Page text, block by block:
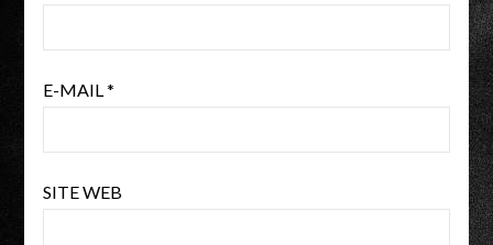
E-MAIL*
SITE WEB